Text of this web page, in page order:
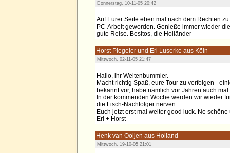
Donnerstag, 10-11-05 20:42
Auf Eurer Seite eben mal nach dem Rechten
PC-Arbeit geworden. Genieße immer wieder
gute Reise. Besitos, die Holländer
Horst Piegeler und Eri Luserke aus Köln
Mittwoch, 02-11-05 21:47
Hallo, ihr Weltenbummler.
Macht richtig Spaß, eure Tour zu verfolgen -
bekannt vor, habe nämlich vor Jahren auch
In der kommenden Woche werden wir wieder
die Fisch-Nachfolger nerven.
Euch jetzt erst mal weiter good luck. Ne
Eri + Horst
Henk van Ooijen aus Holland
Mittwoch, 19-10-05 21:01